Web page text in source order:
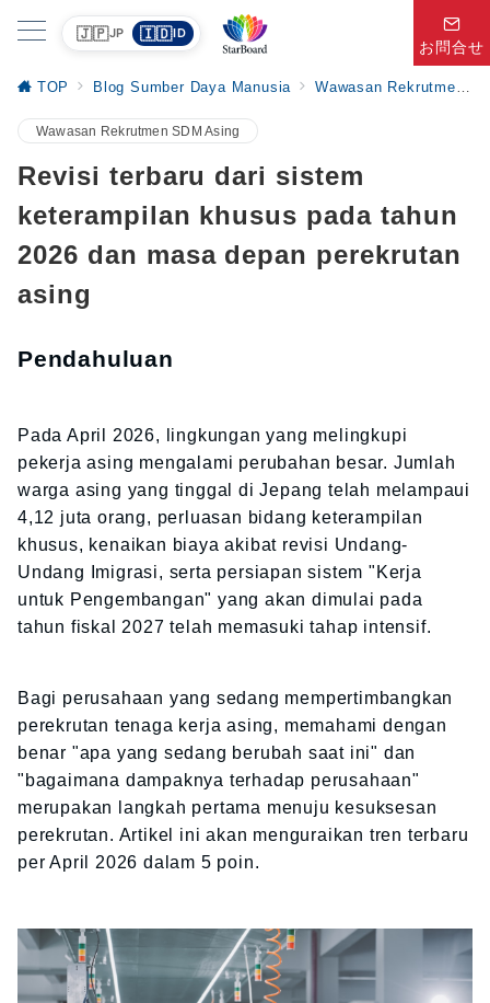
お問合せ
TOP Blog Sumber Daya Manusia Wawasan Rekrutmen SDM Asing
Wawasan Rekrutmen SDM Asing
Revisi terbaru dari sistem
keterampilan khusus pada tahun
2026 dan masa depan perekrutan
asing
Pendahuluan
Pada April 2026, lingkungan yang melingkupi
pekerja asing mengalami perubahan besar. Jumlah
warga asing yang tinggal di Jepang telah melampaui
4,12 juta orang, perluasan bidang keterampilan
khusus, kenaikan biaya akibat revisi Undang-
Undang Imigrasi, serta persiapan sistem "Kerja
untuk Pengembangan" yang akan dimulai pada
tahun fiskal 2027 telah memasuki tahap intensif.
Bagi perusahaan yang sedang mempertimbangkan
perekrutan tenaga kerja asing, memahami dengan
benar "apa yang sedang berubah saat ini" dan
"bagaimana dampaknya terhadap perusahaan"
merupakan langkah pertama menuju kesuksesan
perekrutan. Artikel ini akan menguraikan tren terbaru
per April 2026 dalam 5 poin.
🇯🇵JP 🇮🇩ID